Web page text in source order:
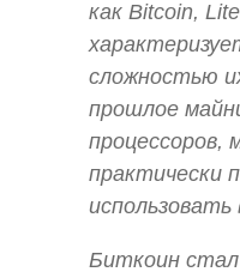
как Bitcoin,
сложностью
прошлое
процессоров,
практически
Биткоин стал